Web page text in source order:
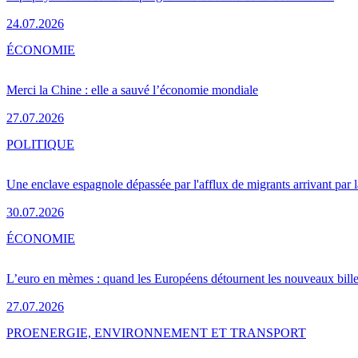
24.07.2026
Merci la Chine : elle a sauvé l’économie mondiale
27.07.2026
ÉCONOMIE
Une enclave espagnole dépassée par l'afflux de migrants arrivant par
30.07.2026
POLITIQUE
L’euro en mèmes : quand les Européens détournent les nouveaux
27.07.2026
ÉCONOMIE
PROENERGIE, ENVIRONNEMENT ET TRANSPORT